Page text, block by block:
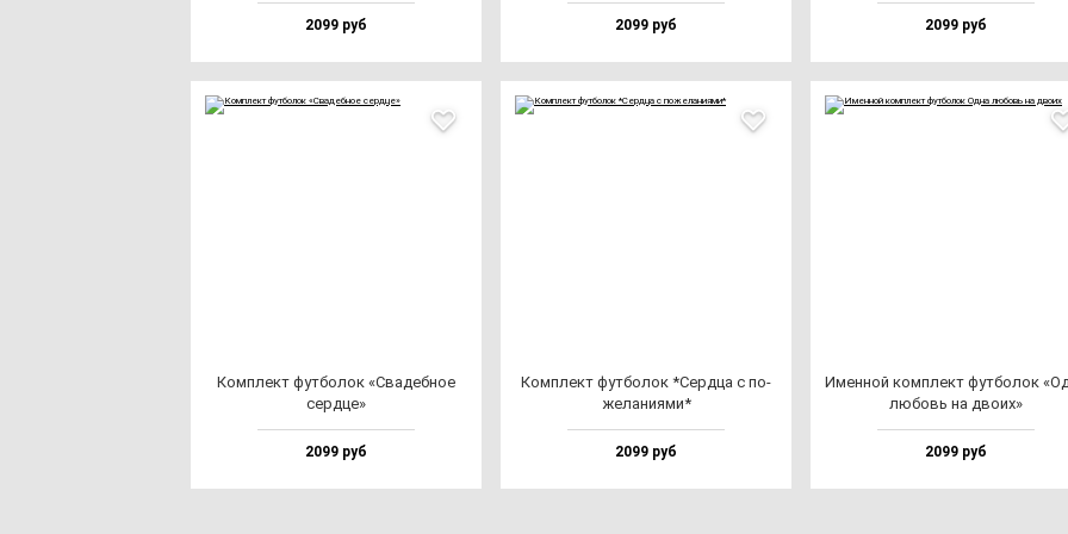
2099 руб 2099 руб 2099 руб
Ком­плект фут­бо­лок «Сва­деб­ное
сер­дце»
2099 руб
Ком­плект фут­бо­лок *Сер­дца с по­
же­ла­ни­ями*
2099 руб
Имен­ной ком­плект фут­бо­лок
лю­бовь на дво­их»
2099 руб